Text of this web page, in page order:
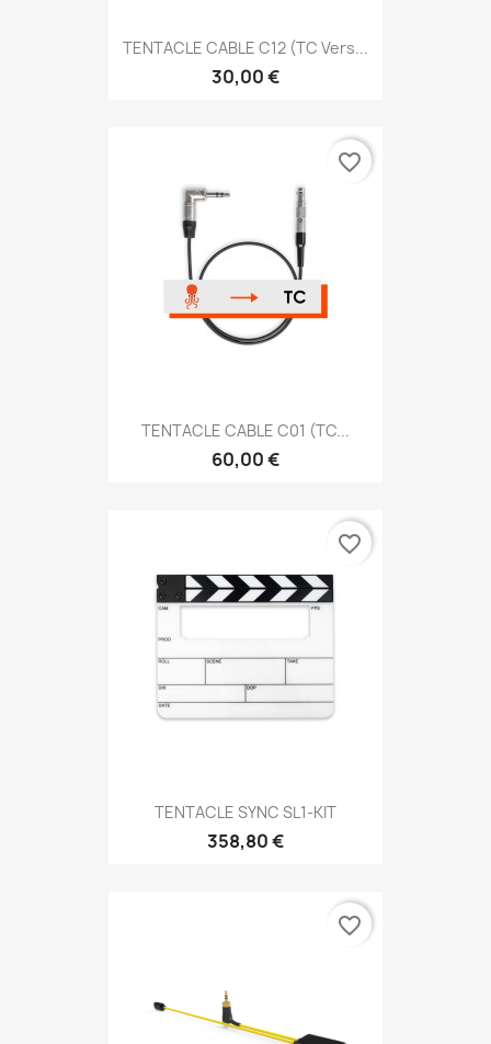
TENTACLE CABLE C12 (TC Vers...
30,00 €
TENTACLE CABLE C01 (TC...
60,00 €
favorite_border
TENTACLE SYNC SL1-KIT
358,80 €
favorite_border
favorite_border